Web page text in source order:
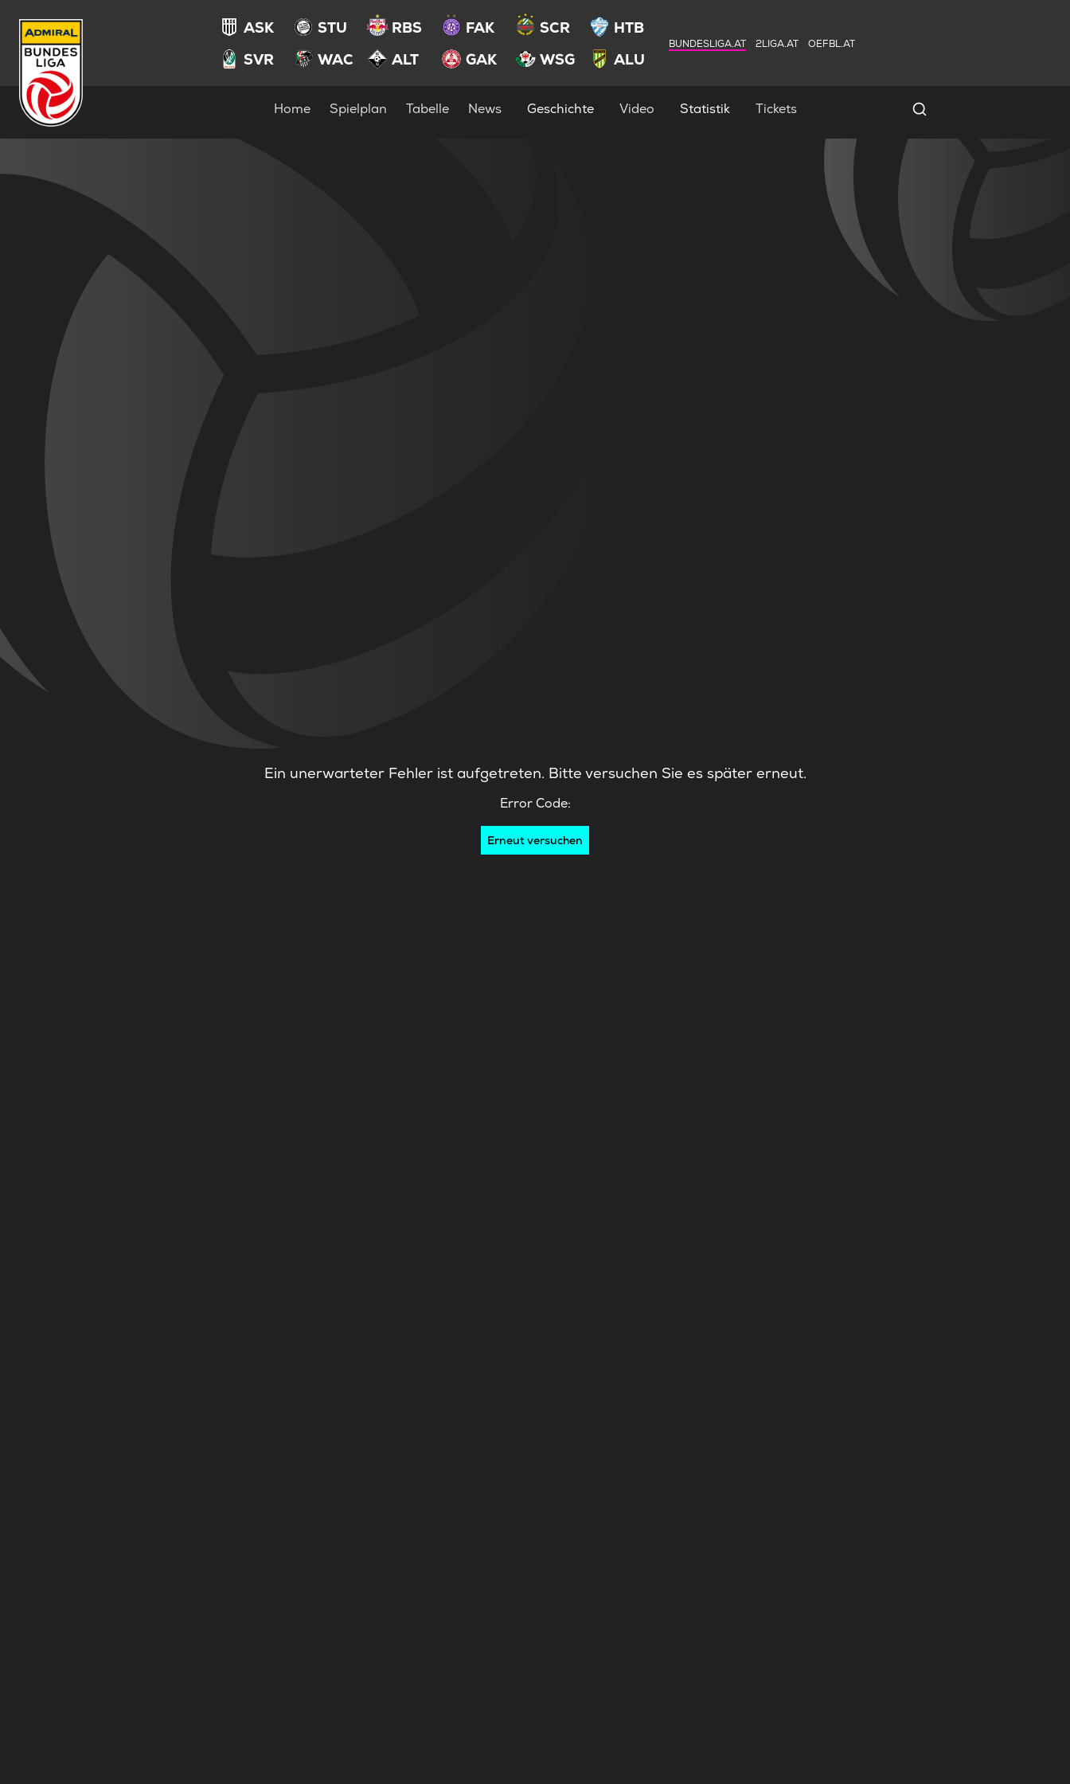
ASK STU RBS FAK SCR
HTB
SVR
WAC ALT GAK WSG ALU
BUNDESLIGA.AT 2LIGA.AT OEFBL.AT
Home Spielplan Tabelle News Geschichte Video Statistik Tickets Spielersuche
Ein unerwarteter Fehler ist aufgetreten. Bitte versuchen Sie es später erneut.
Error Code:
Erneut versuchen